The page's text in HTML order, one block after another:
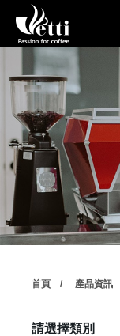
首頁 產品資訊
請選擇類別